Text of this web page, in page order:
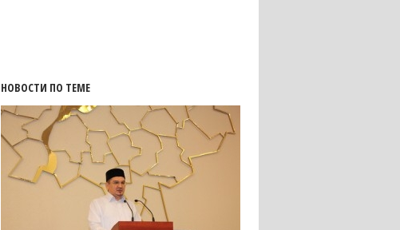
НОВОСТИ ПО ТЕМЕ